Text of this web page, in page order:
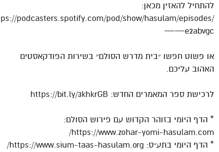
להתחיל להאזין מכאן:
podcasters.spotify.com/pod/show/hasulam/episodes/
——e2abvgc
או פשוט חפשו ״בית מדרש הסולם״ בשירות הפודקאסטים
האהוב עליכם.
לרכישת ספר המאמרים החדש: https://bit.ly/3khkrGB
* הדף היומי בזוהר הקדוש עם פירוש הסולם:
⁠https://www.zohar-yomi-hasulam.com/⁠
* הדף היומי בתע״ס: ⁠https://www.sium-taas-hasulam.org/⁠